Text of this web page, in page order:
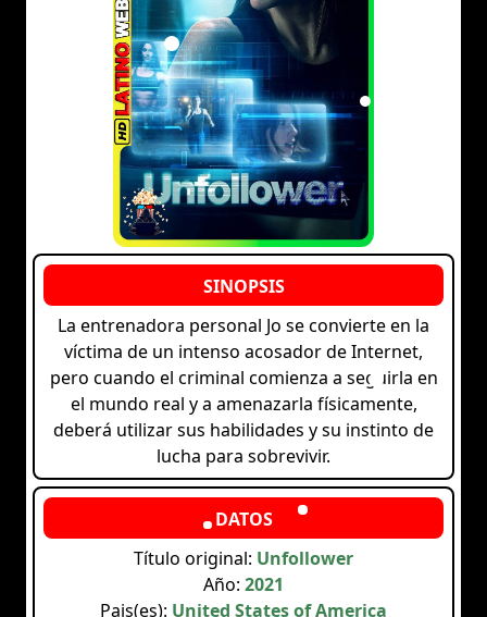
La entrenadora personal Jo se convierte en la
víctima de un intenso acosador de Internet,
pero cuando el criminal comienza a seguirla en
el mundo real y a amenazarla físicamente,
deberá utilizar sus habilidades y su instinto de
lucha para sobrevivir.
Título original: Unfollower
Año: 2021
Pais(es): United States of America